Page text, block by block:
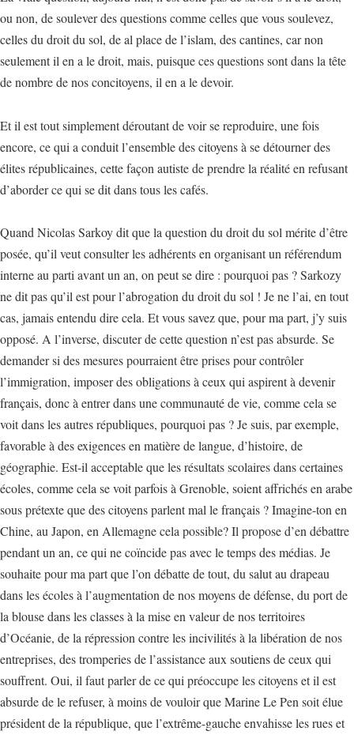
ou non, de soulever des questions comme celles que vous soulevez,
celles du droit du sol, de al place de l’islam, des cantines, car non
seulement il en a le droit, mais, puisque ces questions sont dans la tête
de nombre de nos concitoyens, il en a le devoir.
Et il est tout simplement déroutant de voir se reproduire, une fois
encore, ce qui a conduit l’ensemble des citoyens à se détourner des
élites républicaines, cette façon autiste de prendre la réalité en refusant
d’aborder ce qui se dit dans tous les cafés.
Quand Nicolas Sarkoy dit que la question du droit du sol mérite d’être
posée, qu’il veut consulter les adhérents en organisant un référendum
interne au parti avant un an, on peut se dire : pourquoi pas ? Sarkozy
ne dit pas qu’il est pour l’abrogation du droit du sol ! Je ne l’ai, en tout
cas, jamais entendu dire cela. Et vous savez que, pour ma part, j’y suis
opposé. A l’inverse, discuter de cette question n’est pas absurde. Se
demander si des mesures pourraient être prises pour contrôler
l’immigration, imposer des obligations à ceux qui aspirent à devenir
français, donc à entrer dans une communauté de vie, comme cela se
voit dans les autres républiques, pourquoi pas ? Je suis, par exemple,
favorable à des exigences en matière de langue, d’histoire, de
géographie. Est-il acceptable que les résultats scolaires dans certaines
écoles, comme cela se voit parfois à Grenoble, soient affrichés en arabe
sous prétexte que des citoyens parlent mal le français ? Imagine-ton en
Chine, au Japon, en Allemagne cela possible? Il propose d’en débattre
pendant un an, ce qui ne coïncide pas avec le temps des médias. Je
souhaite pour ma part que l’on débatte de tout, du salut au drapeau
dans les écoles à l’augmentation de nos moyens de défense, du port de
la blouse dans les classes à la mise en valeur de nos territoires
d’Océanie, de la répression contre les incivilités à la libération de nos
entreprises, des tromperies de l’assistance aux soutiens de ceux qui
souffrent. Oui, il faut parler de ce qui préoccupe les citoyens et il est
absurde de le refuser, à moins de vouloir que Marine Le Pen soit élue
président de la république, que l’extrême-gauche envahisse les rues et